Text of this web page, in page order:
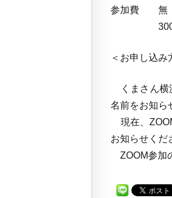
参加費 無
3000円（
＜お申し込み
くまさん横
名前をお知ら
現在、
お知らせくだ
ZOOM参加